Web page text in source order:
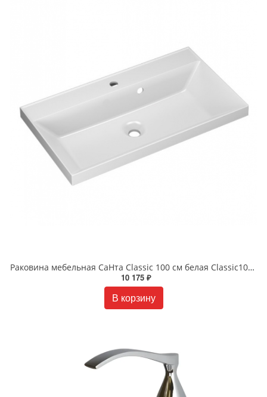
Раковина мебельная СаНта Classic 100 см белая Classic100м
10 175 ₽
В корзину